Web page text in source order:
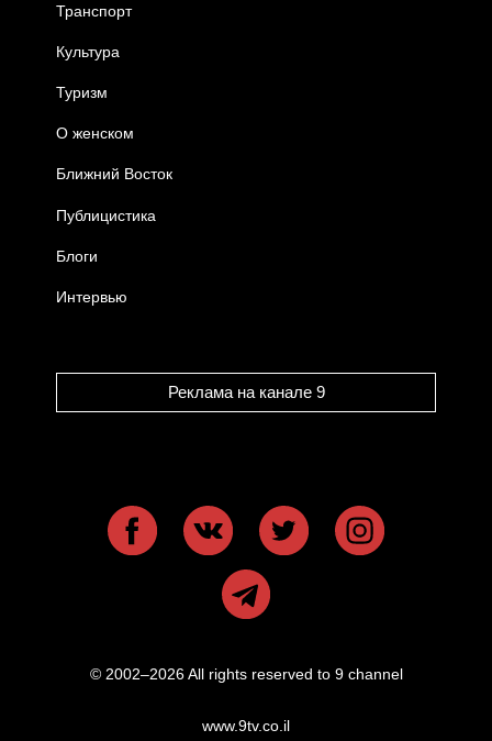
Транспорт
Культура
Туризм
О женском
Ближний Восток
Публицистика
Блоги
Интервью
Реклама на канале 9
© 2002–2026 All rights reserved to 9 channel
www.9tv.co.il